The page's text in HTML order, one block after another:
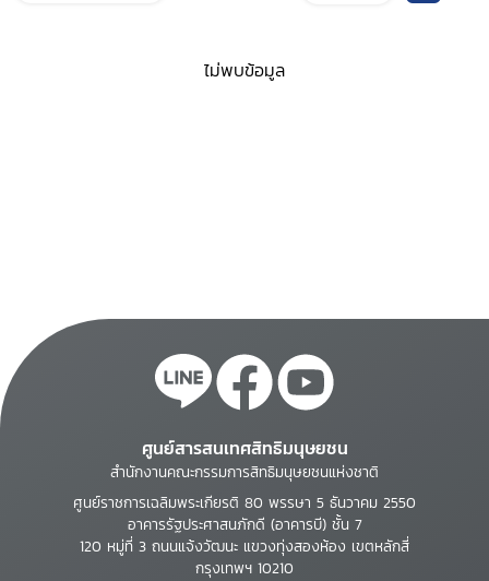
ไม่พบข้อมูล
ศูนย์สารสนเทศสิทธิมนุษยชน
สำนักงานคณะกรรมการสิทธิมนุษยชนแห่งชาติ
ศูนย์ราชการเฉลิมพระเกียรติ 80 พรรษา 5 ธันวาคม 2550
อาคารรัฐประศาสนภักดี (อาคารบี) ชั้น 7
120 หมู่ที่ 3 ถนนแจ้งวัฒนะ แขวงทุ่งสองห้อง เขตหลักสี่
กรุงเทพฯ 10210